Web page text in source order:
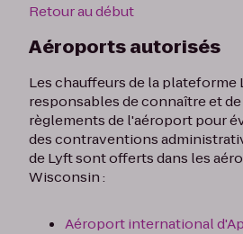
Retour au début
Aéroports autorisés
Les chauffeurs de la plateforme
responsables de connaître et
règlements de l'aéroport pour
des contraventions
de Lyft sont offerts dans les
Wisconsin :
Aéroport international